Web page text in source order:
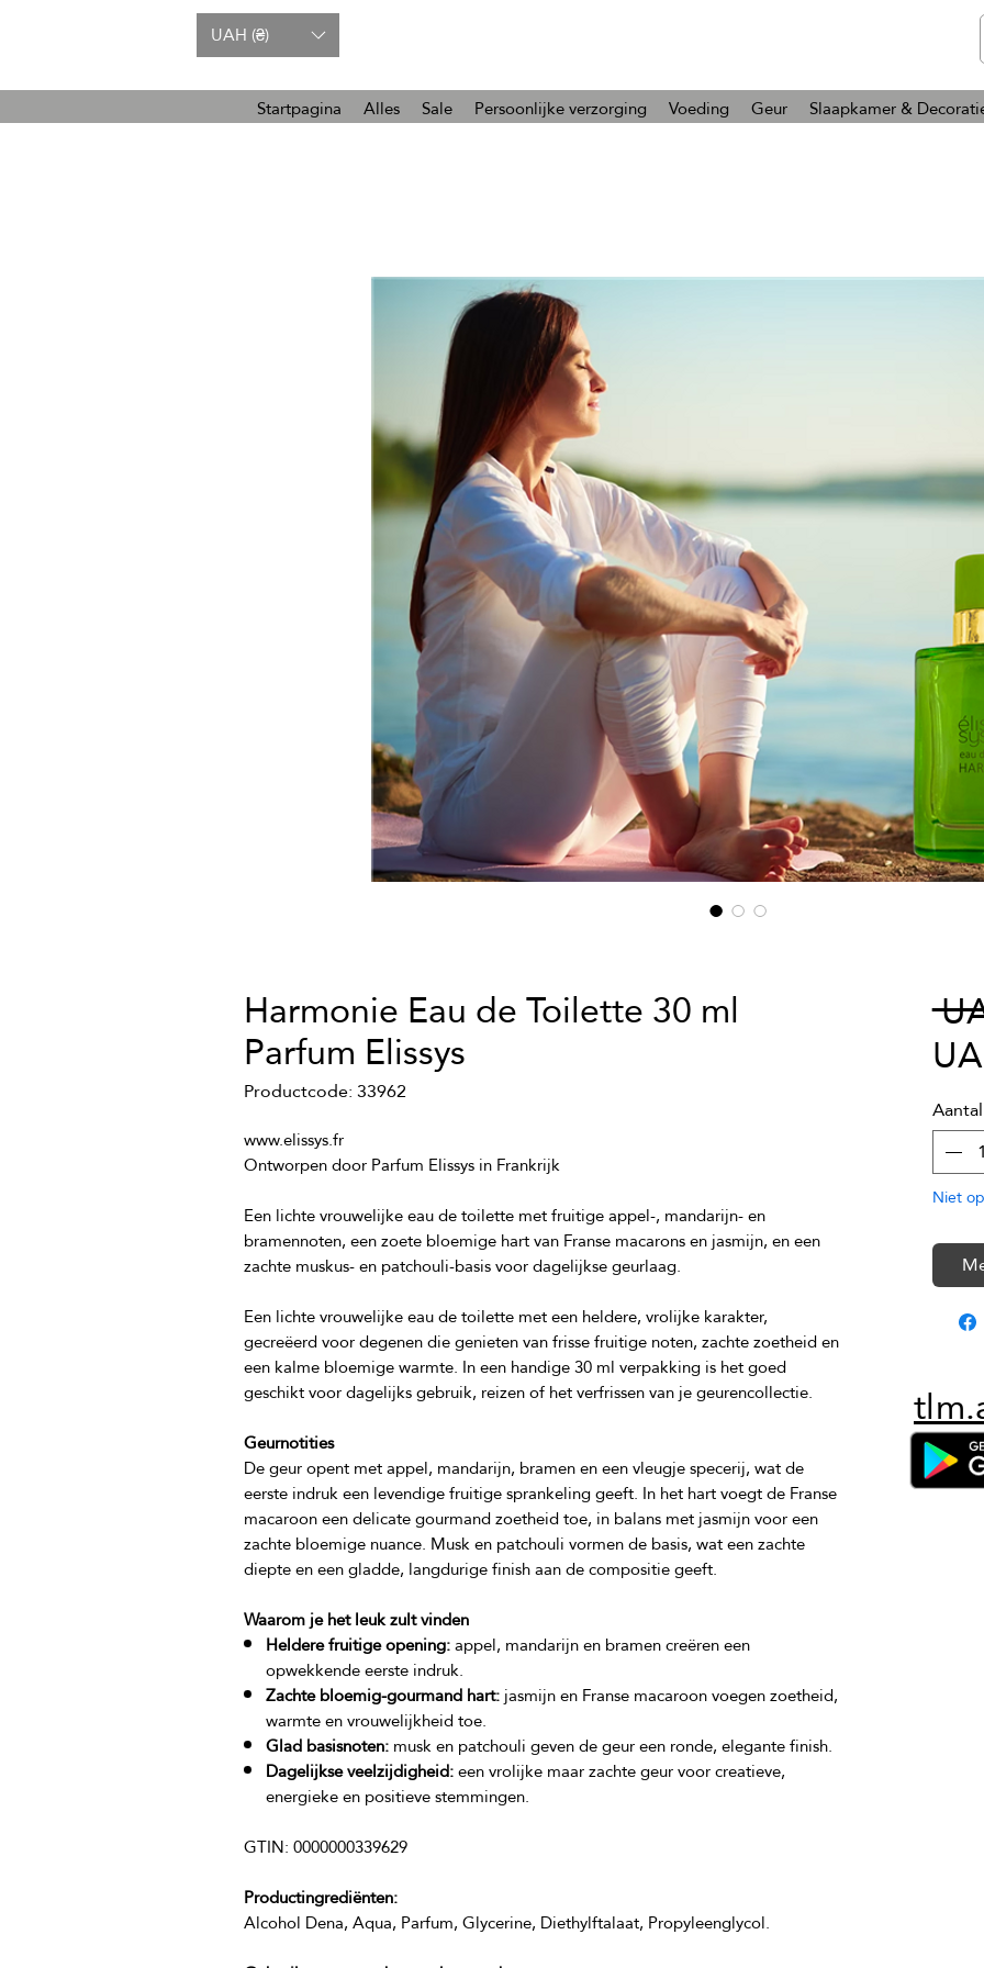
UAH (₴)
Startpagina Alles Sale Persoonlijke verzorging Voeding Geur Slaapkamer &
Harmonie Eau de Toilette 30 ml
Parfum Elissys
Productcode: 33962
Een lichte vrouwelijke eau de toilette met fruitige appel-, mandarijn- en
bramennoten, een zoete bloemige hart van Franse macarons en jasmijn, en een
Een lichte vrouwelijke eau de toilette met een heldere, vrolijke karakter,
gecreëerd voor degenen die genieten van frisse fruitige noten, zachte zoetheid en
een kalme bloemige warmte. In een handige 30 ml verpakking is het goed
Geurnotities
De geur opent met appel, mandarijn, bramen en een vleugje specerij, wat de
eerste indruk een levendige fruitige sprankeling geeft. In het hart voegt de Franse
macaroon een delicate gourmand zoetheid toe, in balans met jasmijn voor een
zachte bloemige nuance. Musk en patchouli vormen de basis, wat een zachte
Waarom je het leuk zult vinden
Heldere fruitige opening:appel, mandarijn en bramen creëren een
opwekkende eerste indruk.
Zachte bloemig-gourmand hart:jasmijn en Franse macaroon voegen zoetheid,
warmte en vrouwelijkheid toe.
Glad basisnoten:musk en patchouli geven de geur een ronde, elegante finish.
Dagelijkse veelzijdigheid:een vrolijke maar zachte geur voor creatieve,
energieke en positieve stemmingen.
Productingrediënten:
Aantal
Niet